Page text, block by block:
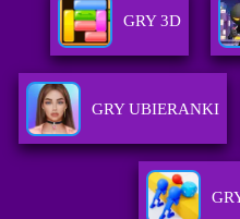
GRY 3D
GRY UBIERANKI